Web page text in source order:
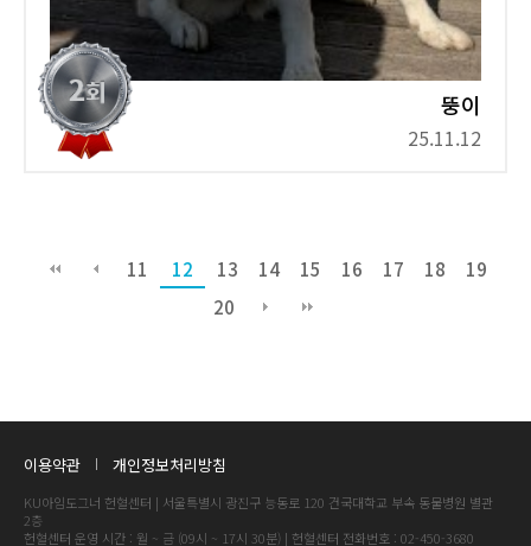
뚱이
25.11.12
11 12 13 14 15 16 17 18
19
20
이용약관 개인정보처리방침
KU아임도그너 헌혈센터 | 서울특별시 광진구 능동로 120 건국대학교 부속 동물병원 별관
2층
헌혈센터 운영 시간 : 월 ~ 금 (09시 ~ 17시 30분) | 헌혈센터 전화번호 : 02-450-3680